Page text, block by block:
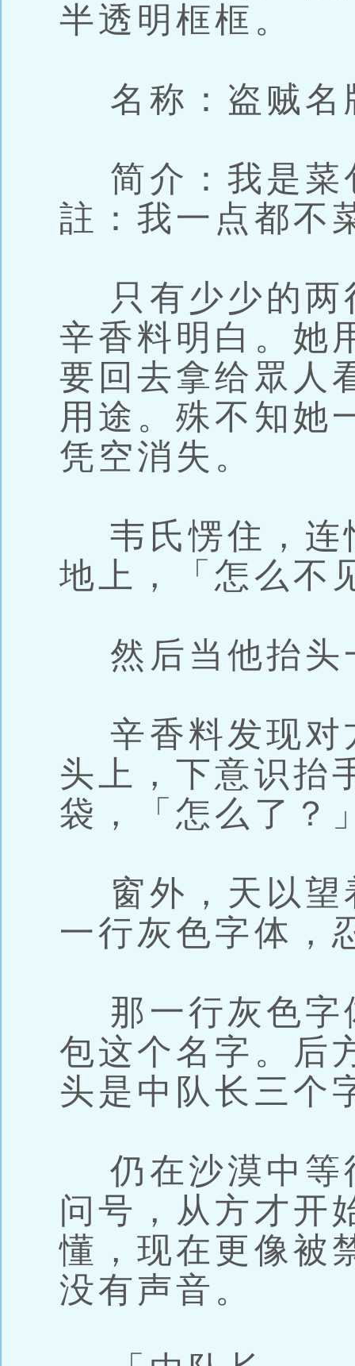
半透明框框。
名称：盗贼名
简介：我是菜
註：我一点都不
只有少少的两
辛香料明白。她
要回去拿给眾人
用途。殊不知她
凭空消失。
韦氏愣住，连
地上，「怎么不
然后当他抬头
辛香料发现对
头上，下意识抬
袋，「怎么了？
窗外，天以望
一行灰色字体，
那一行灰色字
包这个名字。后
头是中队长三个
仍在沙漠中等
问号，从方才开
懂，现在更像被
没有声音。